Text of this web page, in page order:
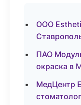
ООО
ПАО
окраска в
МедЦентр